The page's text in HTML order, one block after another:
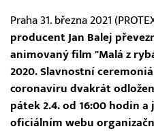
Praha 31. března 2021
producent Jan Balej
animovaný film "Malá z
2020. Slavnostní
coronaviru dvakrát
pátek 2.4. od 16:00 hodin
oficiálním webu